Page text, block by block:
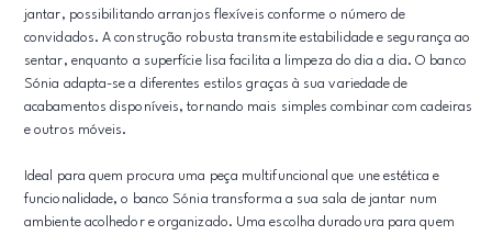
jantar, possibilitando arranjos flexíveis conforme o número de
convidados. A construção robusta transmite estabilidade e segurança ao
sentar, enquanto a superfície lisa facilita a limpeza do dia a dia. O banco
Sónia adapta-se a diferentes estilos graças à sua variedade de
acabamentos disponíveis, tornando mais simples combinar com cadeiras
e outros móveis.
Ideal para quem procura uma peça multifuncional que une estética e
funcionalidade, o banco Sónia transforma a sua sala de jantar num
ambiente acolhedor e organizado. Uma escolha duradoura para quem